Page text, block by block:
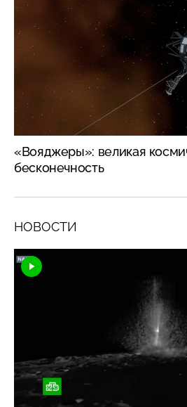
«Вояджеры»: великая
бесконечность
НОВОСТИ